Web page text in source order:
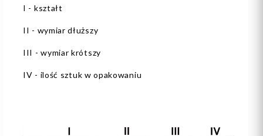
I - kształt
II - wymiar dłuższy
III - wymiar krótszy
IV - ilość sztuk w opakowaniu